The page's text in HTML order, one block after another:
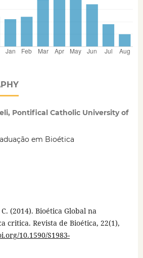
Pontifical Catholic University of
em Bioética
(2014). Bioética Global na
critica. Revista de Bioética, 22(1),
10.1590/S1983-